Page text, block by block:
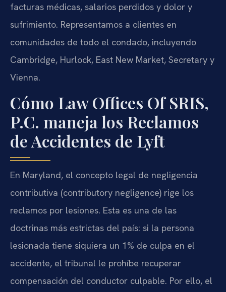
facturas médicas, salarios perdidos y dolor y
sufrimiento. Representamos a clientes en
comunidades de todo el condado, incluyendo
Cambridge, Hurlock, East New Market, Secretary y
Vienna.
Cómo Law Offices Of SRIS,
P.C. maneja los Reclamos
de Accidentes de Lyft
En Maryland, el concepto legal de negligencia
contributiva (contributory negligence) rige los
reclamos por lesiones. Esta es una de las
doctrinas más estrictas del país: si la persona
lesionada tiene siquiera un 1% de culpa en el
accidente, el tribunal le prohíbe recuperar
compensación del conductor culpable. Por ello, el